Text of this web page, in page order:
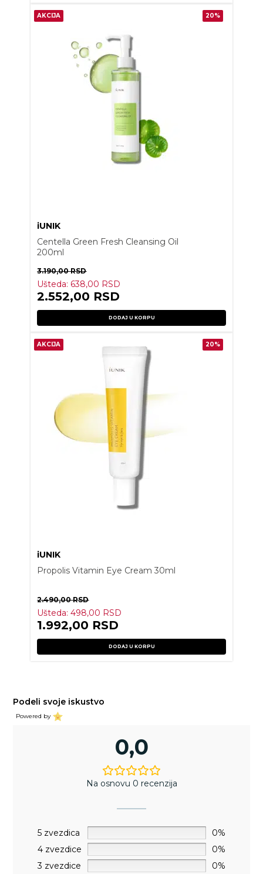
AKCIJA 20%
iUNIK
Centella Green Fresh Cleansing Oil
200ml
3.190,00RSD
Ušteda: 638,00 RSD
2.552,00 RSD
DODAJ U KORPU
AKCIJA 20%
iUNIK
Propolis Vitamin Eye Cream 30ml
2.490,00RSD
Ušteda:498,00 RSD
1.992,00 RSD
DODAJ U KORPU
Podeli svoje iskustvo
Powered by
0,0
Na osnovu 0 recenzija
5 zvezdica
0%
4 zvezdice
0%
3 zvezdice
0%